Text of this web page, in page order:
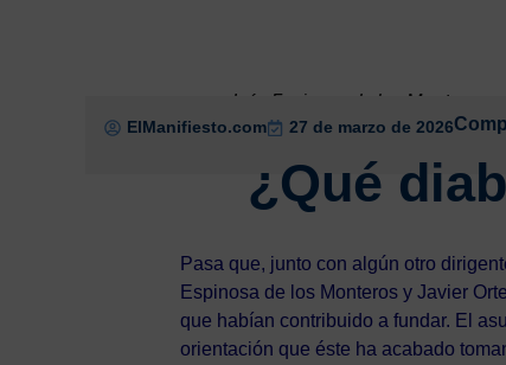
Iván Espinosa de los Monteros
ElManifiesto.com 27 de marzo de 2026
¿Qué
Pasa que, junto con algún otro
Espinosa de los Monteros y Javier
que habían contribuido a fundar. El
orientación que éste ha acabado